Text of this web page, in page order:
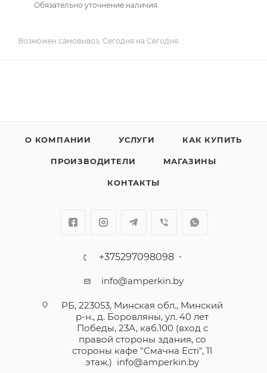
Обязательно уточнение наличия.
Возможен самовывоз, Сегодня на Сегодня.
О КОМПАНИИ УСЛУГИ КАК КУПИТЬ
ПРОИЗВОДИТЕЛИ МАГАЗИНЫ
КОНТАКТЫ
+375297098098
info@amperkin.by
РБ, 223053, Минская обл., Минский
р-н., д. Боровляны, ул. 40 лет
Победы, 23А, каб.100 (вход с
правой стороны здания, со
стороны кафе "Смачна Естi", 11
этаж.) info@amperkin.by